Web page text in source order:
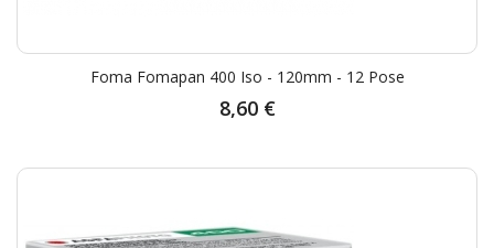
Foma Fomapan 400 Iso - 120mm - 12 Pose
8,60 €